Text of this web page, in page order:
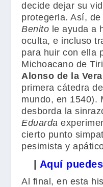
decide dejar su
protegerla. Así,
Benito le ayuda a
oculta, e incluso
para huir con ella
Michoacano de
Alonso de la
primera cátedra
mundo, en 1540).
desborda la
Eduarda
cierto punto
pesimista y
Aquí
Al final, en esta